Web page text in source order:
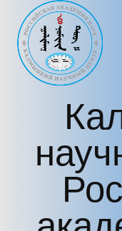
Перейти к основному